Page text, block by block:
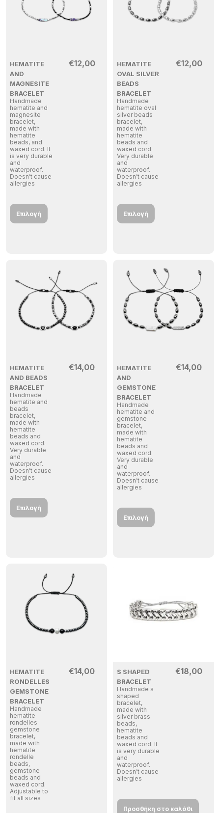
HEMATITE
AND
MAGNESITE
BRACELET
Handmade
hematite and
magnesite
bracelet,
made with
hematite
beads, and
waxed cord. It
is very durable
and
waterproof.
Doesn’t cause
allergies
€12,00
Επιλογή
HEMATITE
OVAL SILVER
BEADS
BRACELET
Handmade
hematite oval
silver beads
bracelet,
made with
hematite
beads and
waxed cord.
Very durable
and
waterproof.
Doesn’t cause
allergies
€12,00
Επιλογή
HEMATITE
AND BEADS
BRACELET
Handmade
hematite and
beads
bracelet,
made with
hematite
beads and
waxed cord.
Very durable
and
waterproof.
Doesn’t cause
allergies
€14,00
Επιλογή
HEMATITE
AND
GEMSTONE
BRACELET
Handmade
hematite and
gemstone
bracelet,
made with
hematite
beads and
waxed cord.
Very durable
and
waterproof.
Doesn’t cause
allergies
€14,00
Επιλογή
HEMATITE
RONDELLES
GEMSTONE
BRACELET
Handmade
hematite
rondelles
gemstone
bracelet,
made with
hematite
rondelle
beads,
gemstone
beads and
waxed cord.
Adjustable to
fit all sizes
€14,00
S SHAPED
BRACELET
Handmade s
shaped
bracelet,
made with
silver brass
beads,
hematite
beads and
waxed cord. It
is very durable
and
waterproof.
Doesn’t cause
allergies
€18,00
Προσθήκη στο καλάθι